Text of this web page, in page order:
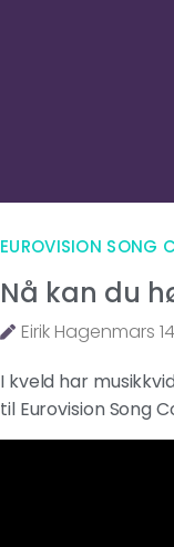
EUROVISION SONG
Nå kan du
Eirik Hagenmars
I kveld har
til Eurovision Song